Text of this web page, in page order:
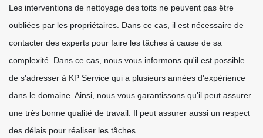
Les interventions de nettoyage des toits ne peuvent pas être
oubliées par les propriétaires. Dans ce cas, il est nécessaire de
contacter des experts pour faire les tâches à cause de sa
complexité. Dans ce cas, nous vous informons qu'il est possible
de s'adresser à KP Service qui a plusieurs années d'expérience
dans le domaine. Ainsi, nous vous garantissons qu'il peut assurer
une très bonne qualité de travail. Il peut assurer aussi un respect
des délais pour réaliser les tâches.